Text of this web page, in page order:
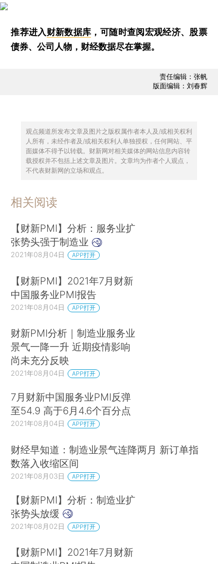
推荐进入财新数据库 ，可随时查阅宏观经济、股票
债券、公司人物，财经数据尽在掌握。
责任编辑：张帆
版面编辑：刘春辉
观点频道所发布文章及图片之版权属作者本人及/或相关权利
人所有，未经作者及/或相关权利人单独授权，任何网站、平
面媒体不得予以转载。财新网对相关媒体的网站信息内容转
载授权并不包括上述文章及图片。文章均为作者个人观点，
不代表财新网的立场和观点。
相关阅读
【财新PMI】分析：服务业扩
张势头强于制造业
2021年08月04日 APP打开
【财新PMI】2021年7月财新
中国服务业PMI报告
2021年08月04日 APP打开
财新PMI分析｜制造业服务业
景气一降一升 近期疫情影响
尚未充分反映
2021年08月04日 APP打开
7月财新中国服务业PMI反弹
至54.9 高于6月4.6个百分点
2021年08月04日 APP打开
财经早知道：制造业景气连降两月 新订单指
数落入收缩区间
2021年08月03日 APP打开
【财新PMI】分析：制造业扩
张势头放缓
2021年08月02日 APP打开
【财新PMI】2021年7月财新